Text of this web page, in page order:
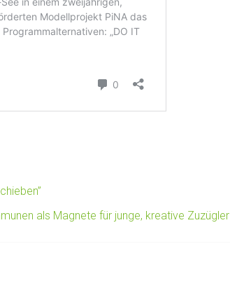
als Magnete für junge, kreative Zuzügler